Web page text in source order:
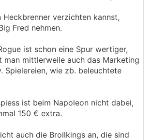
Heckbrenner verzichten kannst,
Fred nehmen.
ist schon eine Spur wertiger,
man mittlerweile auch das Marketing
Spielereien, wie zb. beleuchtete
ist beim Napoleon nicht dabei,
150 € extra.
auch die Broilkings an, die sind